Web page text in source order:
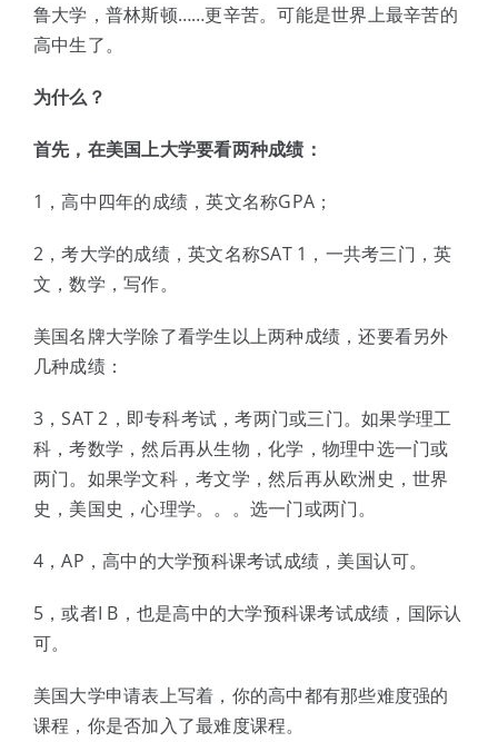
鲁大学，普林斯顿……更辛苦。可能是世界上最辛苦的
高中生了。
为什么？
首先，在美国上大学要看两种成绩：
1，高中四年的成绩，英文名称GPA；
2，考大学的成绩，英文名称SAT 1，一共考三门，英
文，数学，写作。
美国名牌大学除了看学生以上两种成绩，还要看另外
几种成绩：
3，SAT 2，即专科考试，考两门或三门。如果学理工
科，考数学，然后再从生物，化学，物理中选一门或
两门。如果学文科，考文学，然后再从欧洲史，世界
史，美国史，心理学。。。选一门或两门。
4，AP，高中的大学预科课考试成绩，美国认可。
5，或者I B，也是高中的大学预科课考试成绩，国际认
可。
美国大学申请表上写着，你的高中都有那些难度强的
课程，你是否加入了最难度课程。